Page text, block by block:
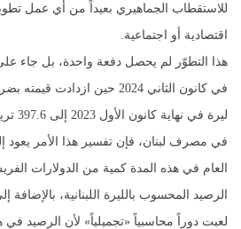
للاستقطاب الجماهيري بعيداً من أي عمل
اقتصادية أو اجتماعية.
هذا التطوّر لم يحصل دفعة واحدة، بل جاء
ليرة
في مصرف لبنان، فإن تفسير هذا الأمر يعود
العام في هذه المدة كمية من الدولارات
الرصيد المحسوب بالليرة اللبنانية،
لعبت دوراً محاسبياً «تجميلياً» لأن الرصيد في